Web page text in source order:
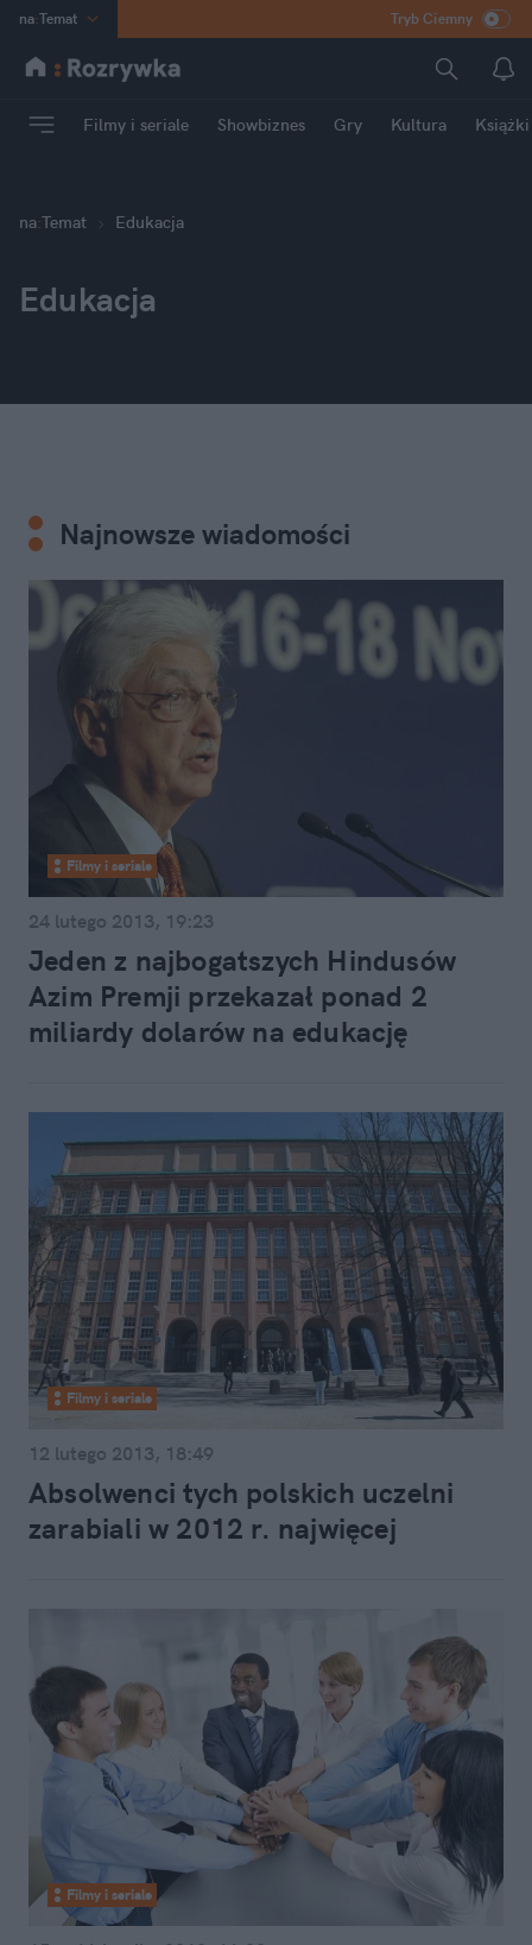
na:Temat
INN Poland
mama
Rozrywka
Tryb Ciemny
Filmy i seriale Showbiznes Gry Kultura Książki
na:Temat Edukacja
Edukacja
Najnowsze wiadomości
Filmy i seriale
24 lutego 2013, 19:23
Jeden z najbogatszych Hindusów
Azim Premji przekazał ponad 2
miliardy dolarów na edukację
Filmy i seriale
12 lutego 2013, 18:49
Absolwenci tych polskich uczelni
zarabiali w 2012 r. najwięcej
Filmy i seriale